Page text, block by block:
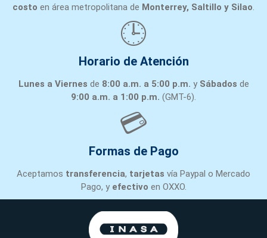
costo en área metropolitana de Monterrey, Saltillo y Silao
🕒
Horario de Atención
Lunes a Viernes de 8:00 a.m. a 5:00 p.m. y Sábados de
9:00 a.m. a 1:00 p.m. (GMT-6).
💳
Formas de Pago
Aceptamos transferencia, tarjetas vía Paypal o Mercado
Pago, y efectivo en OXXO.